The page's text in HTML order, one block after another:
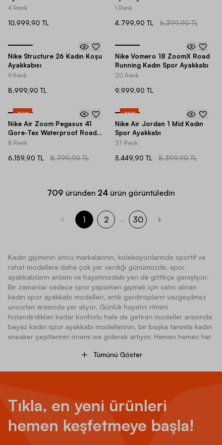
4 Renk
10.999,90 TL
1 Renk
4.799,90 TL 6.399,90 TL
Nike Structure 26 Kadın Koşu
Ayakkabısı
9 Renk
8.999,90 TL
Nike Vomero 18 ZoomX Road
Running Kadın Spor Ayakkabı
20 Renk
9.999,90 TL
-30%
Nike Air Zoom Pegasus 41
Gore-Tex Waterproof Road
Running Kadın Spor Ayakkabı
8 Renk
6.159,90 TL 8.799,90 TL
-35%
Nike Air Jordan 1 Mid Kadın
Spor Ayakkabı
37 Renk
5.449,90 TL 8.399,90 TL
709 üründen 24 ürün görüntüledin
1 2 ... 30
Kadın giyiminin öncü markalarının, koleksiyonlarında sportif ve
rahat modellere daha çok yer verdiği günümüzde, spor
ayakkabıların anlamı ve hayatınızdaki yeri de gittikçe genişliyor.
Bir zamanlar sadece spor yaparken giymek için satın alınan
kadın spor ayakkabı modelleri, artık gardıropların vazgeçilmez
unsurları arasında yer alıyor. Günlük hayatın ritmini
hızlandırdıkları kadar konforlu hale de getiren modeller arasında
beyaz kadın spor ayakkabı modellerinin, bir başka tanımla kadın
sneaker çeşitlerinin önemi ise giderek artıyor. Hemen hemen her
pantolonların altına giymeyi çok sevdiğiniz diğer kadın spor
Günlük giyim alışkanlıklarınızın ve ayakkabı seçimlerinizin bir
anda asli unsurları haline gelen kadın
modellerinin geçmişi 1970’li yıllara kadar gidiyor. adidas
Tümünü Göster
Tıkla, en yeni ürünleri
hemen keşfetmeye başla!